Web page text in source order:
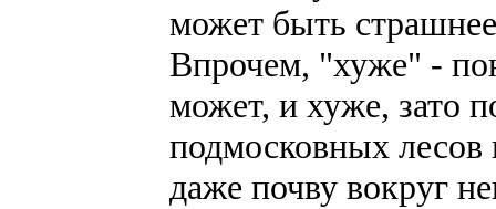
может быть
Впрочем, "хуже" -
может, и хуже, зато
подмосковных
даже почву вокруг